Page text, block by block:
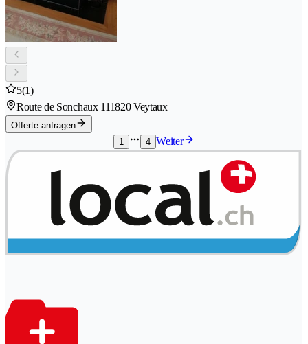
5(1)
Route de Sonchaux 111820 Veytaux
Offerte anfragen
1
4 Weiter